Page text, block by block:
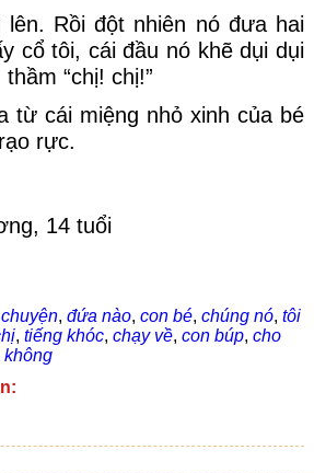
lên. Rồi đột nhiên nó đưa hai
cổ tôi, cái đầu nó khẽ dụi dụi
“chị! chị!”
từ cái miệng nhỏ xinh của bé
rực.
14 tuổi
, đứa nào, con bé, chúng nó, tôi
, tiếng khóc, chạy về, con búp, cho
không